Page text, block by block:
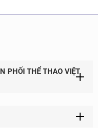
PHỐI THỂ THAO VIỆT